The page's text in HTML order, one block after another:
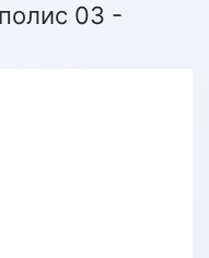
03 -